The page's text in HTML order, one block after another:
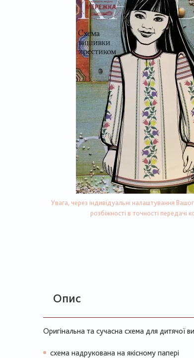
Увага, через індивідуальні налаштування
розбіжності в точності передачі
Опис
Оригінальна та сучасна схема для дитячої
схема надрукована на якісному папері